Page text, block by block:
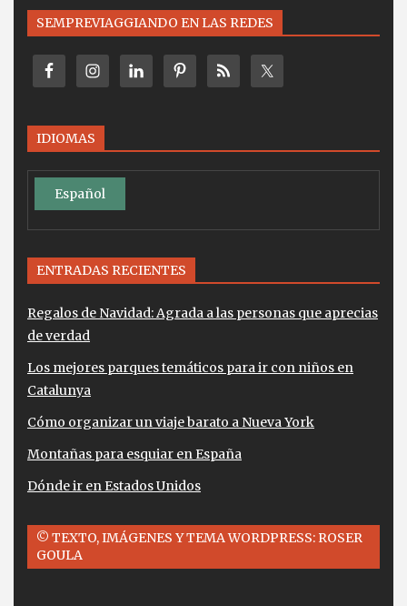
SEMPREVIAGGIANDO EN LAS REDES
IDIOMAS
Español
ENTRADAS RECIENTES
Regalos de Navidad: Agrada a las personas que aprecias
de verdad
Los mejores parques temáticos para ir con niños en
Catalunya
Cómo organizar un viaje barato a Nueva York
Montañas para esquiar en España
Dónde ir en Estados Unidos
© TEXTO, IMÁGENES Y TEMA WORDPRESS: ROSER
GOULA